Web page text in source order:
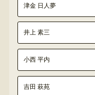
津金 日人夢
井上 素三
小西 平内
吉田 萩苑